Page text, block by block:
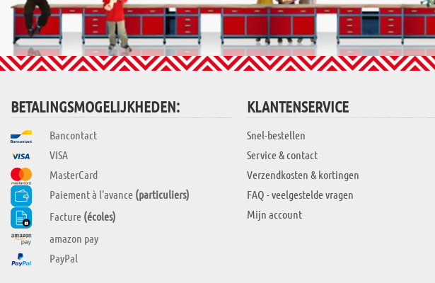
BETALINGSMOGELIJKHEDEN:
Bancontact
VISA
MasterCard
Paiement à l'avance (particuliers)
Facture (écoles)
amazon pay
PayPal
KLANTENSERVICE
Snel-bestellen
Service & contact
Verzendkosten & kortingen
FAQ - veelgestelde vragen
Mijn account